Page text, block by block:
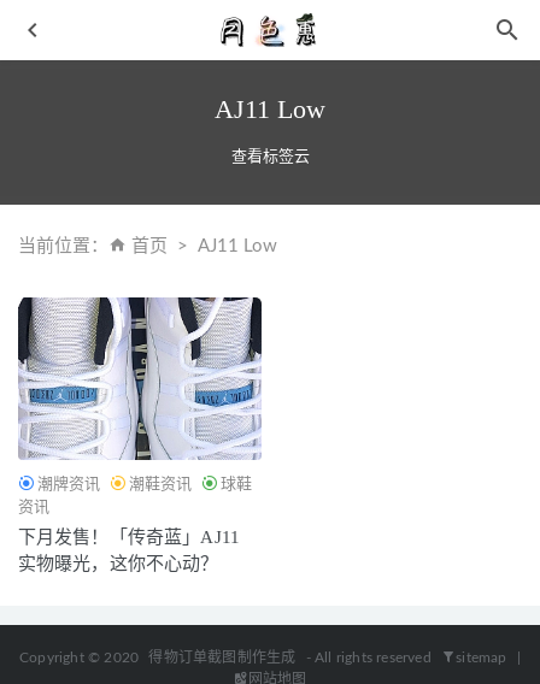
AJ11 Low
查看标签云
当前位置： 首页 AJ11 Low
潮牌资讯 潮鞋资讯
球鞋
资讯
下月发售！「传奇蓝」AJ11
实物曝光，这你不心动？
Copyright © 2020 得物订单截图制作生成 - All rights reserved sitemap
网站地图
BAPE x Highsnobiety 全新联名 BAPESTA 鞋款系列即将来袭
2021-06-15
Paraboot x Drake’s 全新联名鞋款系列即将上市
BEAMS x 网飞 Netflix 首个联名系列明日开售~
东方破晓 蓄势待发——361° 强势登陆2021中国国际时装周
2021-09-06